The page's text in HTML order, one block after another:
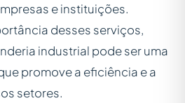
e instituições.
desses serviços,
industrial pode ser uma
promove a eficiência e a
setores.